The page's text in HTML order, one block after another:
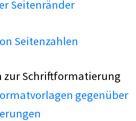
Seitenränder
Seitenzahlen
zur Schriftformatierung
gegenüber